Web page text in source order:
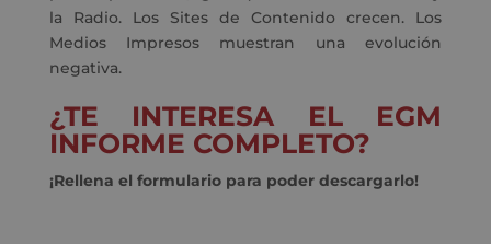
la Radio. Los Sites de Contenido crecen. Los
Medios Impresos muestran una evolución
negativa.
¿TE INTERESA EL EGM
INFORME COMPLETO?
¡Rellena el formulario para poder descargarlo!